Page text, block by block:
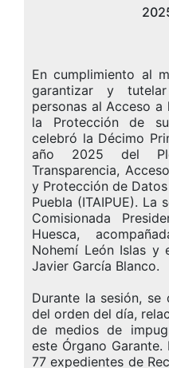
En cumplimiento al
garantizar y
personas al Acceso
la Protección de
celebró la Décimo
año 2025 del
Transparencia,
y Protección de
Puebla (ITAIPUE). La
Comisionada
Huesca,
Nohemí León Islas y
Javier García Blanco.
Durante la sesión,
del orden del día,
de medios de
este Órgano
77 expedientes de